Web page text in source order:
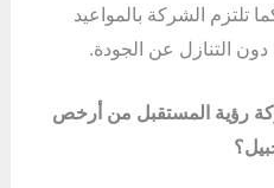
تلتزم الشركة بالمواعيد
دون التنازل عن الجودة.
رؤية المستقبل من أرخص